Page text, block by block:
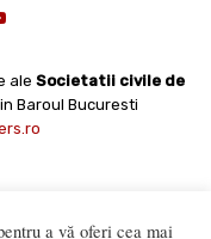
ale Societatii civile de
Baroul Bucuresti
a vă oferi cea mai